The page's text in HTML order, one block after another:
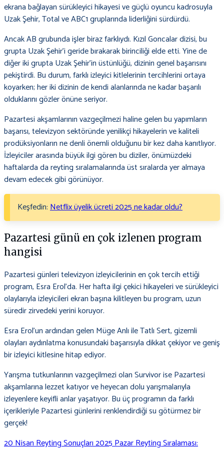
ekrana bağlayan sürükleyici hikayesi ve güçlü oyuncu kadrosuyla
Uzak Şehir, Total ve ABC1 gruplarında liderliğini sürdürdü.
Ancak AB grubunda işler biraz farklıydı. Kızıl Goncalar dizisi, bu
grupta Uzak Şehir’i geride bırakarak birinciliği elde etti. Yine de
diğer iki grupta Uzak Şehir’in üstünlüğü, dizinin genel başarısını
pekiştirdi. Bu durum, farklı izleyici kitlelerinin tercihlerini ortaya
koyarken; her iki dizinin de kendi alanlarında ne kadar başarılı
olduklarını gözler önüne seriyor.
Pazartesi akşamlarının vazgeçilmezi haline gelen bu yapımların
başarısı, televizyon sektöründe yenilikçi hikayelerin ve kaliteli
prodüksiyonların ne denli önemli olduğunu bir kez daha kanıtlıyor.
İzleyiciler arasında büyük ilgi gören bu diziler, önümüzdeki
haftalarda da reyting sıralamalarında üst sıralarda yer almaya
devam edecek gibi görünüyor.
Keşfedin:Netflix üyelik ücreti 2025 ne kadar oldu?
Pazartesi günü en çok izlenen program
hangisi
Pazartesi günleri televizyon izleyicilerinin en çok tercih ettiği
program, Esra Erol’da. Her hafta ilgi çekici hikayeleri ve sürükleyici
olaylarıyla izleyicileri ekran başına kilitleyen bu program, uzun
süredir zirvedeki yerini koruyor.
Esra Erol’un ardından gelen Müge Anlı ile Tatlı Sert, gizemli
olayları aydınlatma konusundaki başarısıyla dikkat çekiyor ve geniş
bir izleyici kitlesine hitap ediyor.
Yarışma tutkunlarının vazgeçilmezi olan Survivor ise Pazartesi
akşamlarına lezzet katıyor ve heyecan dolu yarışmalarıyla
izleyenlere keyifli anlar yaşatıyor. Bu üç programın da farklı
içerikleriyle Pazartesi günlerini renklendirdiği su götürmez bir
gerçek!
Yazı
20 Nisan Reyting Sonuçları 2025 Pazar Reyting Sıralaması: